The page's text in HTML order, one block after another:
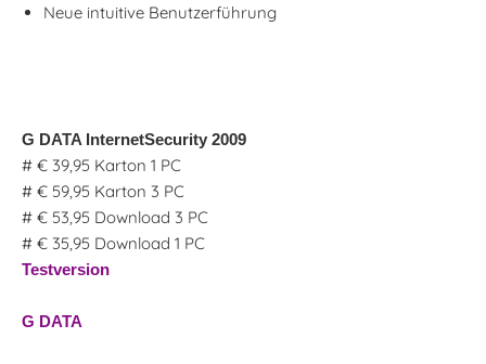
Neue intuitive Benutzerführung
G DATA InternetSecurity 2009
# € 39,95 Karton 1 PC
# € 59,95 Karton 3 PC
# € 53,95 Download 3 PC
# € 35,95 Download 1 PC
Testversion
G DATA